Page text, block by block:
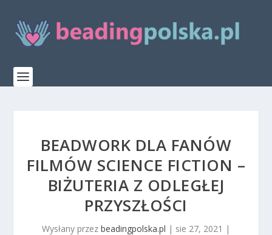
BEADWORK DLA FANÓW
FILMÓW SCIENCE FICTION –
BIŻUTERIA Z ODLEGŁEJ
PRZYSZŁOŚCI
Wysłany przez beadingpolska.pl | sie 27, 2021 |